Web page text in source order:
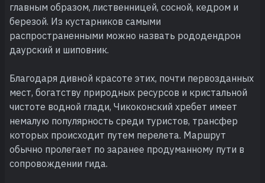
главным образом, лиственницей, сосной, кедром и
березой. Из кустарников самыми
распространенными можно назвать рододендрон
даурский и шиповник.
Благодаря дивной красоте этих, почти первозданных
мест, богатству природных ресурсов и кристальной
чистоте водной глади, Чикоконский хребет имеет
немалую популярность среди туристов, трансфер
которых происходит путем перелета. Маршрут
обычно пролегает по заранее продуманному пути в
сопровождении гида.